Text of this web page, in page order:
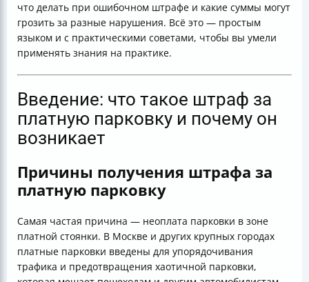
что делать при ошибочном штрафе и какие суммы могут
грозить за разные нарушения. Всё это — простым
языком и с практическими советами, чтобы вы умели
применять знания на практике.
Введение: что такое штраф за
платную парковку и почему он
возникает
Причины получения штрафа за
платную парковку
Самая частая причина — неоплата парковки в зоне
платной стоянки. В Москве и других крупных городах
платные парковки введены для упорядочивания
трафика и предотвращения хаотичной парковки,